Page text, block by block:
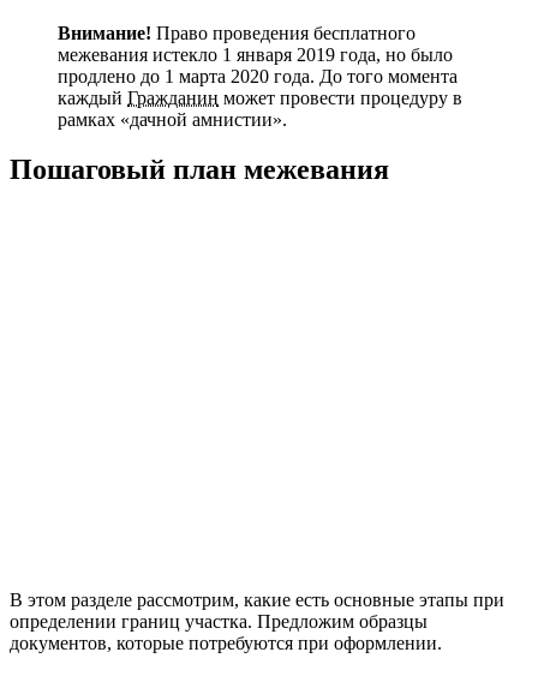
Внимание! Право проведения бесплатного
межевания истекло 1 января 2019 года, но было
продлено до 1 марта 2020 года. До того момента
каждый Гражданин может провести процедуру в
рамках «дачной амнистии».
Пошаговый план межевания
В этом разделе рассмотрим, какие есть основные этапы при
определении границ участка. Предложим образцы
документов, которые потребуются при оформлении.